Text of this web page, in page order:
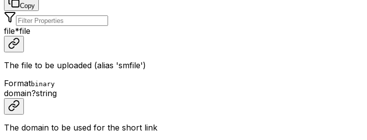
Copy
file*file
The file to be uploaded (alias 'smfile')
Formatbinary
domain?string
The domain to be used for the short link